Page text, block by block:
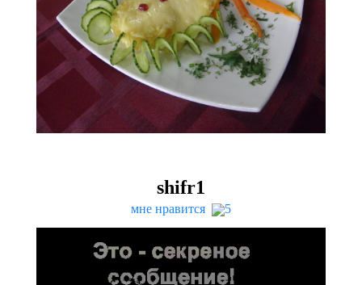
shifr1
мне нравится 5